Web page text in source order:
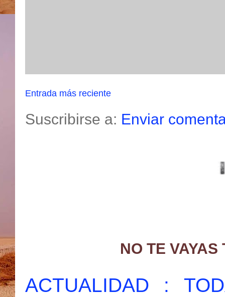
Entrada más reciente
Suscribirse a: Enviar
NO TE
ACTUALIDAD :